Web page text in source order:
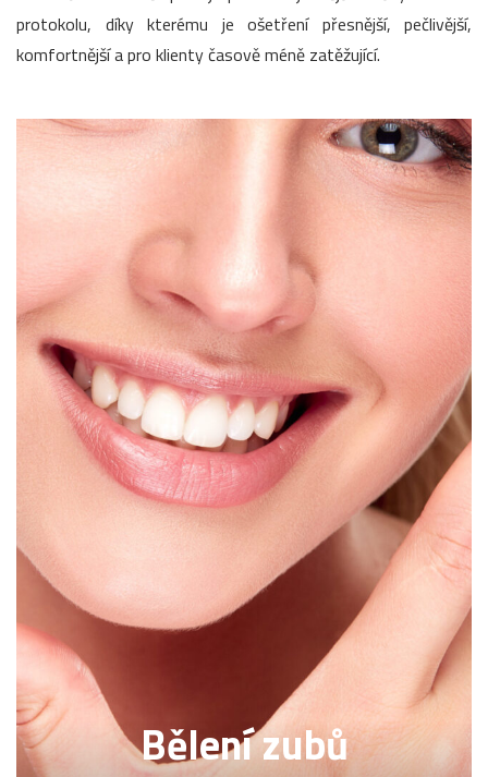
protokolu, díky kterému je ošetření přesnější, pečlivější,
komfortnější a pro klienty časově méně zatěžující.
Bělení zubů